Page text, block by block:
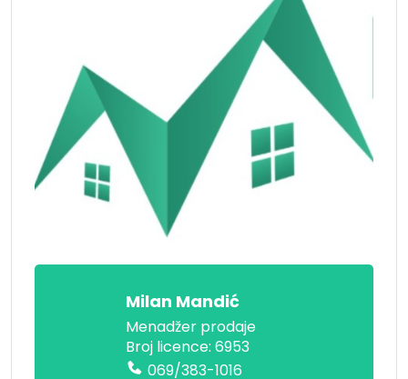
Milan Mandić
Menadžer prodaje
Broj licence: 6953
069/383-1016